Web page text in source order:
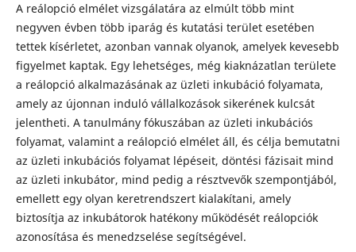
A reálopció elmélet vizsgálatára az elmúlt több mint
negyven évben több iparág és kutatási terület esetében
tettek kísérletet, azonban vannak olyanok, amelyek kevesebb
figyelmet kaptak. Egy lehetséges, még kiaknázatlan területe
a reálopció alkalmazásának az üzleti inkubáció folyamata,
amely az újonnan induló vállalkozások sikerének kulcsát
jelentheti. A tanulmány fókuszában az üzleti inkubációs
folyamat, valamint a reálopció elmélet áll, és célja bemutatni
az üzleti inkubációs folyamat lépéseit, döntési fázisait mind
az üzleti inkubátor, mind pedig a résztvevők szempontjából,
emellett egy olyan keretrendszert kialakítani, amely
biztosítja az inkubátorok hatékony működését reálopciók
azonosítása és menedzselése segítségével.